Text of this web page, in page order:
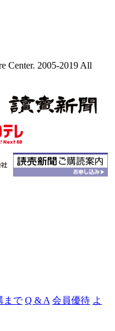
Center. 2005-2019 All
まで Q & A 会員優待 よ